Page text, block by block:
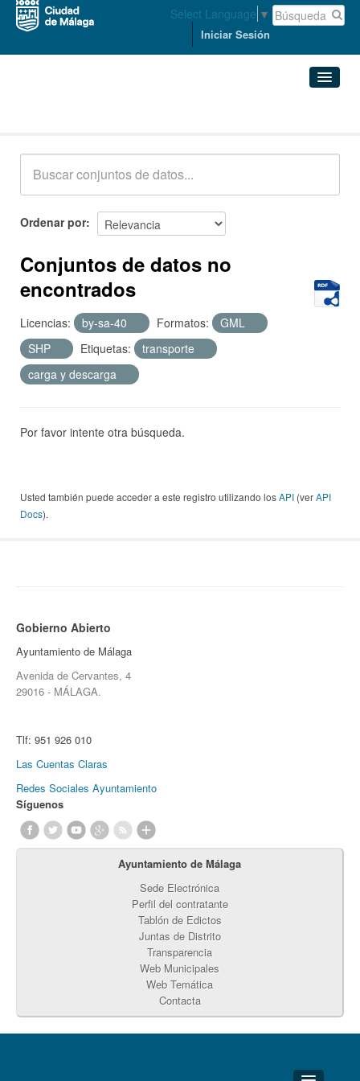
Select Language ▼
Iniciar Sesión
Acerca de
Ordenar por
Conjuntos de datos no
encontrados
Licencias: by-sa-40 Formatos:
GML
SHP
Etiquetas:
transporte
carga y descarga
Por favor intente otra búsqueda.
Usted también puede acceder a este registro utilizando losAPI (verAPI
Docs).
Gobierno Abierto
Ayuntamiento de Málaga
Avenida de Cervantes, 4
29016 - MÁLAGA.
Tlf: 951 926 010
Las Cuentas Claras
Redes Sociales Ayuntamiento
Síguenos
Ayuntamiento de Málaga
Sede Electrónica
Perfil del contratante
Tablón de Edictos
Juntas de Distrito
Transparencia
Web Municipales
Web Temática
Contacta